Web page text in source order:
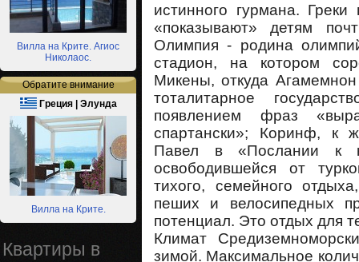
Вилла на Крите. Агиос
Николаос.
Обратите внимание
Греция | Элунда
Вилла на Крите.
Квартиры в
истинного гурмана.
«показывают» детям
Олимпия - родина
стадион, на котором
Микены, откуда
тоталитарное
появлением фраз
спартански»; Коринф, к
Павел в «Послании к
освободившейся от
тихого, семейного
пеших и велосипедных
потенциал. Это отдых для
Климат
зимой. Максимальное